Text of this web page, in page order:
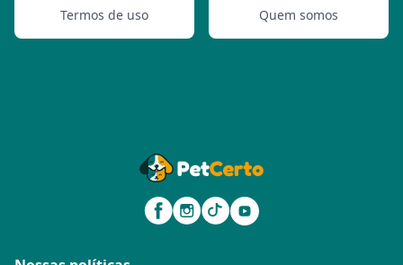
Termos de uso Quem somos